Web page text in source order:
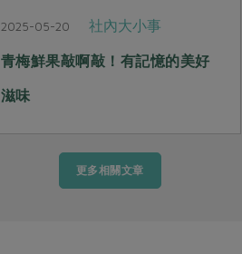
2025-05-20 社內大小事
青梅鮮果敲啊敲！有記憶的美好
滋味
更多相關文章